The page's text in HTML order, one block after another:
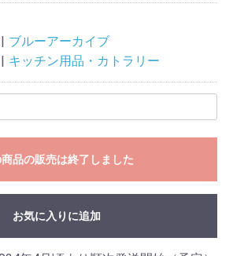
ブルーアーカイブ
キッチン用品・カトラリー
商品の販売は終了しました
お気に入りに追加